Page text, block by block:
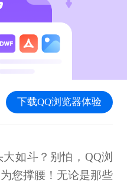
下载QQ浏览器体验
如斗？别怕，QQ浏
您撑腰！无论是那些